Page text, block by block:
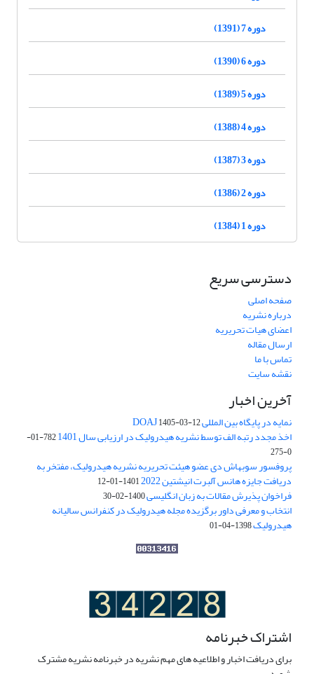
دوره 7 (1391)
دوره 6 (1390)
دوره 5 (1389)
دوره 4 (1388)
دوره 3 (1387)
دوره 2 (1386)
دوره 1 (1384)
دسترسی سریع
صفحه اصلی
درباره نشریه
اعضای هیات تحریریه
ارسال مقاله
تماس با ما
نقشه سایت
آخرین اخبار
نمایه در پایگاه بین المللی DOAJ1405-03-12
اخذ مجدد رتبه الف توسط نشریه هیدرولیک در ارزیابی سال 1401
782-01-
0-275
پروفسور سوبهاش دی عضو هیئت تحریریه نشریه هیدرولیک، مفتخر به
دریافت جایزه هانس آلبرت انیشتین 2022 1401-01-12
فراخوان پذیرش مقالات به زبان انگلیسی1400-02-30
انتخاب و معرفی داور برگزیده مجله هیدرولیک در کنفرانس سالیانه
هیدرولیک1398-04-01
اشتراک خبرنامه
برای دریافت اخبار و اطلاعیه های مهم نشریه در خبرنامه نشریه مشترک